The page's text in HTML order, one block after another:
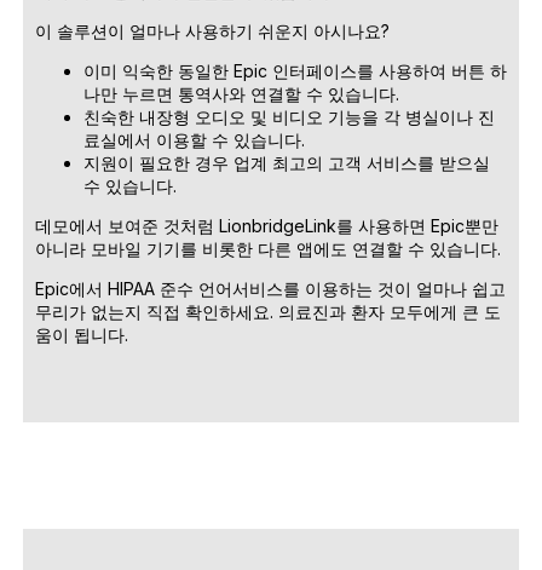
이 솔루션이 얼마나 사용하기 쉬운지 아시나요?
이미 익숙한 동일한 Epic 인터페이스를 사용하여 버튼 하
나만 누르면 통역사와 연결할 수 있습니다.
친숙한 내장형 오디오 및 비디오 기능을 각 병실이나 진
료실에서 이용할 수 있습니다.
지원이 필요한 경우 업계 최고의 고객 서비스를 받으실
수 있습니다.
데모에서 보여준 것처럼 LionbridgeLink를 사용하면 Epic뿐만
아니라 모바일 기기를 비롯한 다른 앱에도 연결할 수 있습니다.
Epic에서 HIPAA 준수 언어서비스를 이용하는 것이 얼마나 쉽고
무리가 없는지 직접 확인하세요. 의료진과 환자 모두에게 큰 도
움이 됩니다.